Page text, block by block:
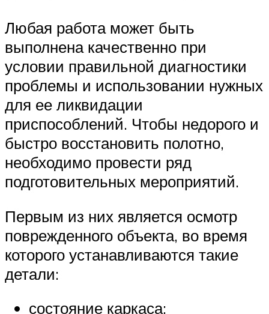
Любая работа может быть
выполнена качественно при
условии правильной диагностики
проблемы и использовании нужных
для ее ликвидации
приспособлений. Чтобы недорого и
быстро восстановить полотно,
необходимо провести ряд
подготовительных мероприятий.
Первым из них является осмотр
поврежденного объекта, во время
которого устанавливаются такие
детали:
состояние каркаса;